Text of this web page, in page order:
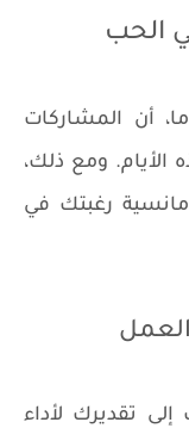
الحب
أن المشاركات
الأيام. ومع ذلك،
رغبتك في
تقديرك لأداء